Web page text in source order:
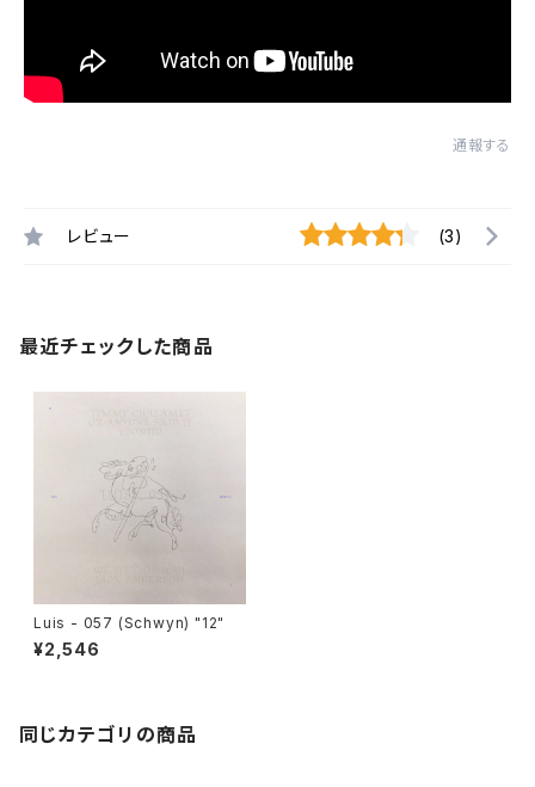
通報する
レビュー (3)
最近チェックした商品
Luis - 057 (Schwyn) "12"
¥2,546
同じカテゴリの商品